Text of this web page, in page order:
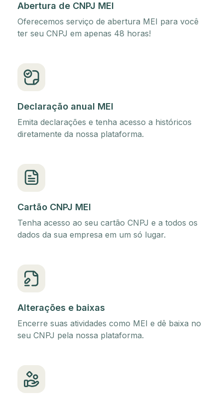
Abertura de CNPJ MEI
Oferecemos serviço de abertura MEI para você
ter seu CNPJ em apenas 48 horas!
Declaração anual MEI
Emita declarações e tenha acesso a históricos
diretamente da nossa plataforma.
Cartão CNPJ MEI
Tenha acesso ao seu cartão CNPJ e a todos os
dados da sua empresa em um só lugar.
Alterações e baixas
Encerre suas atividades como MEI e dê baixa no
seu CNPJ pela nossa plataforma.